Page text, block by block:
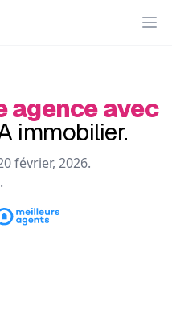
agence avec
immobilier.
février, 2026.
.